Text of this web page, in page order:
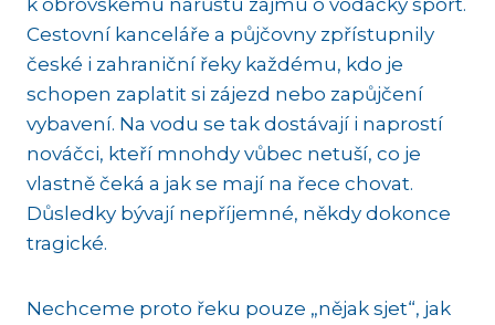
Cestovní kanceláře a půjčovny zpřístupnily
české i zahraniční řeky každému, kdo je
schopen zaplatit si zájezd nebo zapůjčení
vybavení. Na vodu se tak dostávají i naprostí
nováčci, kteří mnohdy vůbec netuší, co je
vlastně čeká a jak se mají na řece chovat.
Důsledky bývají nepříjemné, někdy dokonce
tragické.
Nechceme proto řeku pouze „nějak sjet“, jak